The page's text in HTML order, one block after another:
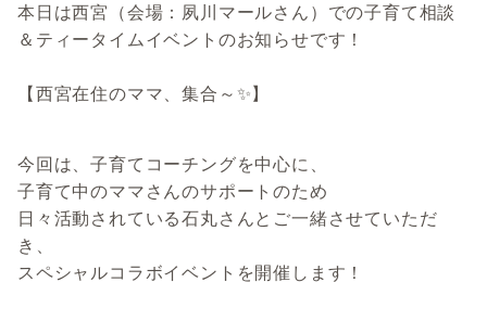
本日は西宮（会場：夙川マールさん）での子育て相談
＆ティータイムイベントのお知らせです！
【西宮在住のママ、集合～✨】
今回は、子育てコーチングを中心に、
子育て中のママさんのサポートのため
日々活動されている石丸さんとご一緒させていただ
き、
スペシャルコラボイベントを開催します！